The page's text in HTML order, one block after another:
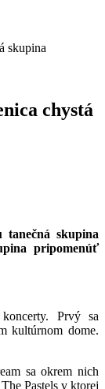
skupina
chystá
tanečná skupina
pripomenúť
Prvý sa
kultúrnom dome.
sa okrem nich
Pastels v ktorej